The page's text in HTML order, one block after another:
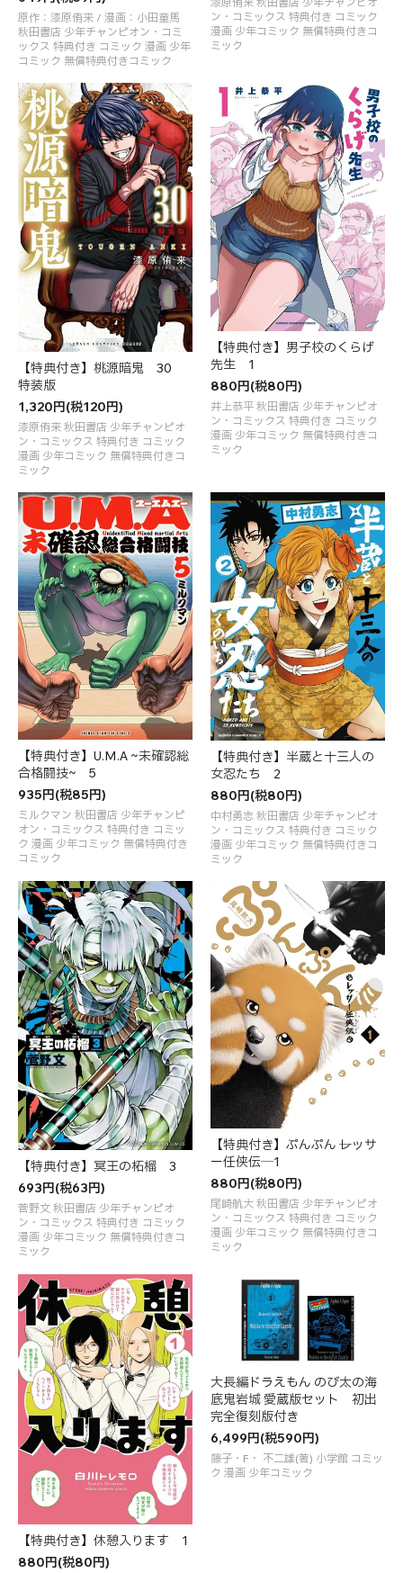
原作：漆原侑来 / 漫画：小田童馬
秋田書店 少年チャンピオン・コミ
ックス 特典付き コミック 漫画 少年
コミック 無償特典付きコミック
ン・コミックス 特典付き コミック
漫画 少年コミック 無償特典付きコ
ミック
【特典付き】桃源暗鬼 30
特装版
1,320円(税120円)
漆原侑来 秋田書店 少年チャンピオ
ン・コミックス 特典付き コミック
漫画 少年コミック 無償特典付きコ
ミック
【特典付き】男子校のくらげ
先生 1
880円(税80円)
井上恭平 秋田書店 少年チャンピオ
ン・コミックス 特典付き コミック
漫画 少年コミック 無償特典付きコ
ミック
【特典付き】U.M.A ~未確認総
合格闘技~ 5
935円(税85円)
ミルクマン 秋田書店 少年チャンピ
オン・コミックス 特典付き コミッ
ク 漫画 少年コミック 無償特典付き
コミック
【特典付き】半蔵と十三人の
女忍たち 2
880円(税80円)
中村勇志 秋田書店 少年チャンピオ
ン・コミックス 特典付き コミック
漫画 少年コミック 無償特典付きコ
ミック
【特典付き】冥王の柘榴 3
693円(税63円)
菅野文 秋田書店 少年チャンピオ
ン・コミックス 特典付き コミック
漫画 少年コミック 無償特典付きコ
ミック
【特典付き】ぷんぷん ─レッサ
ー任侠伝─ 1
880円(税80円)
尾崎航大 秋田書店 少年チャンピオ
ン・コミックス 特典付き コミック
漫画 少年コミック 無償特典付きコ
ミック
【特典付き】休憩入ります 1
880円(税80円)
大長編ドラえもん のび太の海
底鬼岩城 愛蔵版セット 初出
完全復刻版付き
6,499円(税590円)
藤子・F・ 不二雄(著) 小学館 コミッ
ク 漫画 少年コミック